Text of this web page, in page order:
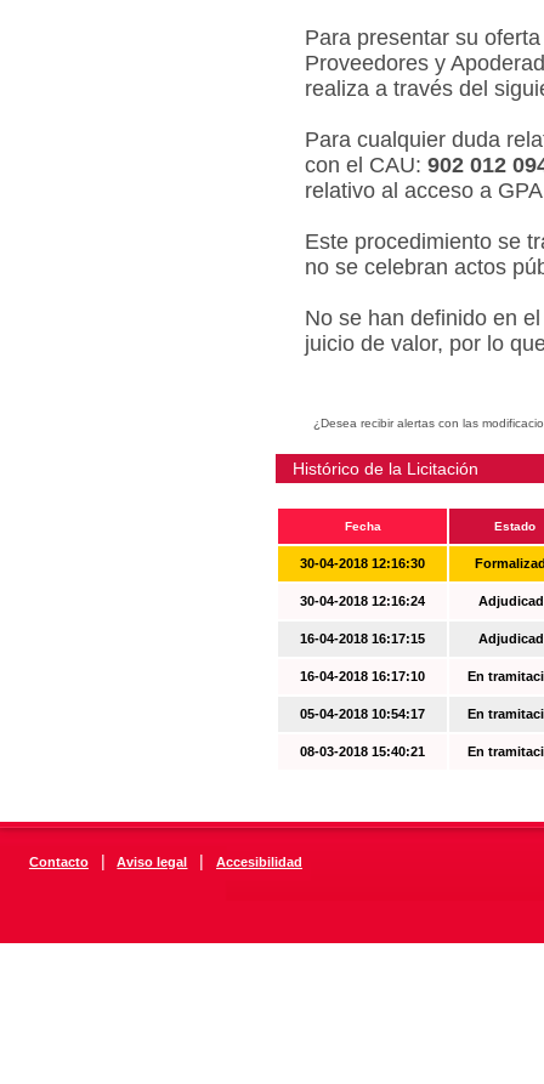
Para presentar su
Proveedores y
realiza a través del
Para cualquier duda
con el CAU: 902 012
relativo al acceso a
Este procedimiento se
no se celebran actos
No se han definido en
juicio de valor, por lo
¿Desea recibir alertas con las
Histórico de la Licitación
Fecha Estado
30-04-2018 12:16:30
30-04-2018 12:16:24
16-04-2018 16:17:15
16-04-2018 16:17:10 En
05-04-2018 10:54:17 En
08-03-2018 15:40:21 En
Contacto | Aviso legal | Accesibilidad